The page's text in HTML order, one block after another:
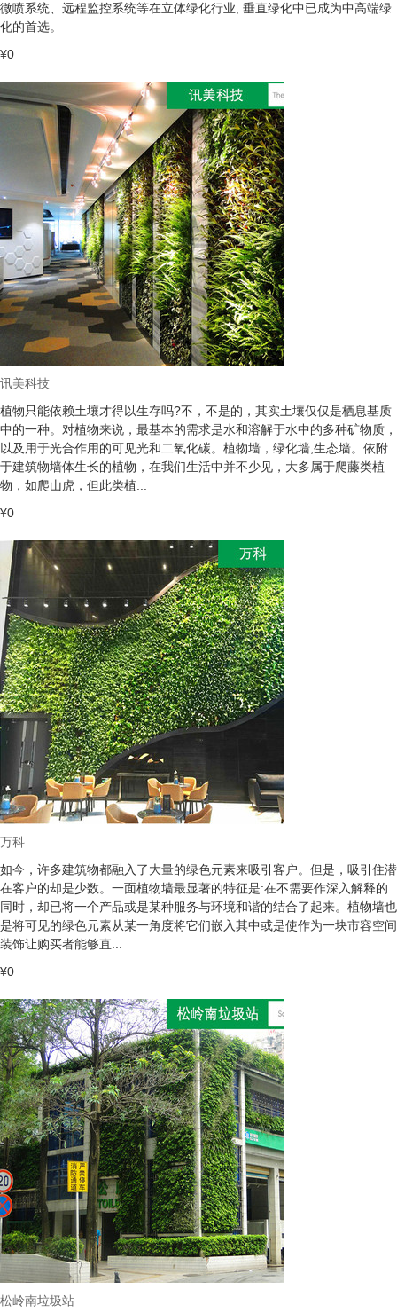
微喷系统、远程监控系统等在立体绿化行业, 垂直绿化中已成为中高端绿
化的首选。
¥0
讯美科技
植物只能依赖土壤才得以生存吗?不，不是的，其实土壤仅仅是栖息基质
中的一种。对植物来说，最基本的需求是水和溶解于水中的多种矿物质，
以及用于光合作用的可见光和二氧化碳。植物墙，绿化墙,生态墙。依附
于建筑物墙体生长的植物，在我们生活中并不少见，大多属于爬藤类植
物，如爬山虎，但此类植...
¥0
万科
如今，许多建筑物都融入了大量的绿色元素来吸引客户。但是，吸引住潜
在客户的却是少数。一面植物墙最显著的特征是:在不需要作深入解释的
同时，却已将一个产品或是某种服务与环境和谐的结合了起来。植物墙也
是将可见的绿色元素从某一角度将它们嵌入其中或是使作为一块市容空间
装饰让购买者能够直...
¥0
松岭南垃圾站